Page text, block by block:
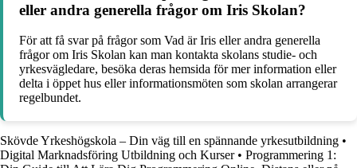
eller andra generella frågor om Iris Skolan?
För att få svar på frågor som Vad är Iris eller andra generella
frågor om Iris Skolan kan man kontakta skolans studie- och
yrkesvägledare, besöka deras hemsida för mer information eller
delta i öppet hus eller informationsmöten som skolan arrangerar
regelbundet.
Skövde Yrkeshögskola – Din väg till en spännande yrkesutbildning •
Digital Marknadsföring Utbildning och Kurser• Programmering 1: